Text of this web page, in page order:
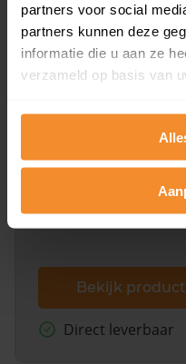
partners voor social
partners kunnen deze
informatie die u aan ze
verzameld op basis van
Direct leverbaar
Een uitgebreid
dit inclusief de
Bekijk product
Direct leverbaar